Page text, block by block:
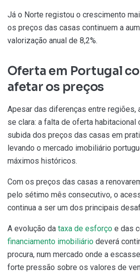
Já o Norte registou o crescimento
os preços das casas continuem a
valorização anual de 8,2%.
Oferta em Portugal
afetar os preços
Apesar das diferenças entre regiões,
se clara: a falta de oferta habitacional
subida dos preços das casas em
levando o mercado imobiliário
máximos históricos.
Com os preços das casas a
pelo sétimo mês consecutivo, o
continua a ser um dos principais
A evolução da taxa de esforço e das
financiamento imobiliário deverá
procura, num mercado onde a
forte pressão sobre os valores de